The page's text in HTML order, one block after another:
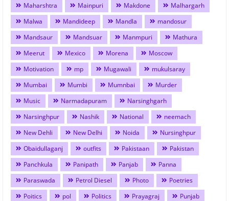
Maharshtra
Mainpuri Makdone
Malhargarh
Malwa
Mandideep Mandla
mandosur
Mandsaur
Mandsuar Manmpuri
Mathura
Meerut
Mexico Morena
Moscow
Motivation
mp Mugawali
mukulsaray
Mumbai
Mumbi Mumnbai
Murder
Music
Narmadapuram
Narsinghgarh
Narsinghpur
Nashik National
neemach
New Dehli
New Delhi Noida
Nursinghpur
Obaidullaganj
outfits Pakistaan
Pakistan
Panchkula
Panipath Panjab
Panna
Paraswada
Petrol Diesel Photo
Poetries
Poitics
pol Politics Prayagraj
Punjab